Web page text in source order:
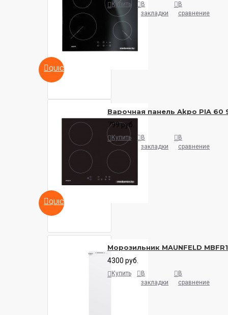
QUICKVIEW
Купить
В
закладки
В
сравнение
QUICKVIEW
Варочная панель Akpo PIA 60
799 руб.
Купить
В
закладки
В
сравнение
Морозильник MAUNFELD
4300 руб.
Купить
В
закладки
В
сравнение